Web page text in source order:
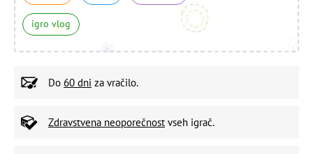
igro vlog
Do 60 dni za vračilo.
Zdravstvena neoporečnost vseh igrač.